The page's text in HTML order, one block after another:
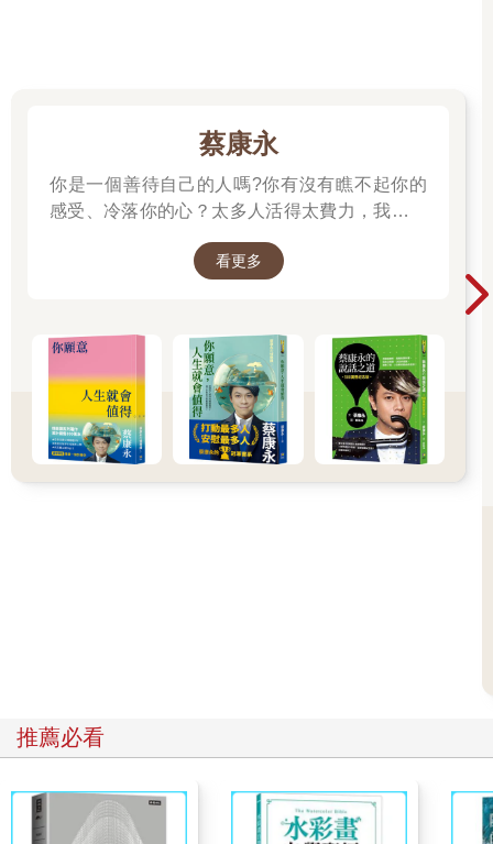
信念3【你只需要第一步】
要累積動力，你必須先開始行動。
我的第一把弓只花了一百八十九美元，但就是從它開始，讓我踏
上了那些自己從未想過會去的狩獵之地，甚至是那些我幾乎不知
道存在的地方。
我的第一場賽跑是五英里的賽事，後來演變成數百英里的超長程
山岳馬拉松。
透過努力、決心與專注，你可以成為自己想成為的任何人。
許撒了善意的謊，不過我相信他，並把那句隨口說出的讚美當成
發展基礎。我持續寫作，撰寫書籍、任職雜誌編輯，做過各種相
一段改變人生的旅程，真的都是從不起眼之處起步……例如由一
名難搞的青少年獵殺到的一隻小鹿，以及在英語課寫下的一篇文
蔡康永
你是一個善待自己的人嗎?你有沒有瞧不起你的
感受、冷落你的心？太多人活得太費力，我想為
舒服、也更滿足的方法。所以我寫了這本書。
看更多
推薦必看